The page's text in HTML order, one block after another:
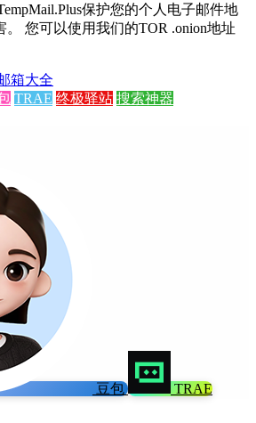
保护您的个人电子邮件地
您可以使用我们的TOR .onion地址
箱大全
TRAE 终极驿站 搜索神器
豆包 TRAE